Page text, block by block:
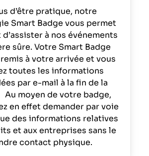
d’être pratique, notre
Smart Badge vous permet
à nos événements
sûre. Votre Smart Badge
à votre arrivée et vous
toutes les informations
par e-mail à la fin de la
moyen de votre badge,
en effet demander par voie
des informations relatives
et aux entreprises sans le
contact physique.